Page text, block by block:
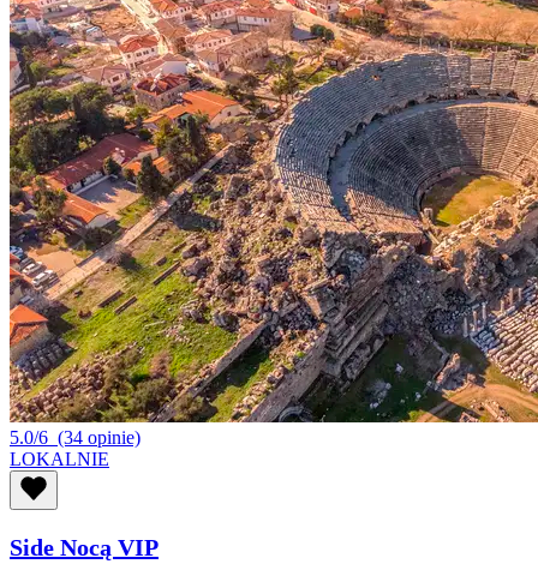
5.0/6 (34 opinie)
LOKALNIE
Side Nocą VIP